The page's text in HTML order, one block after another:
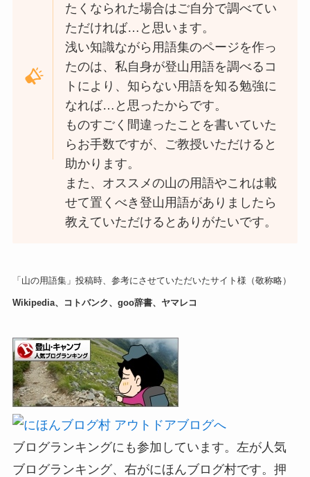
たくなられた場合はご自分で調べてい
ただければ…と思います。
浅い知識ながら用語集のページを作っ
たのは、私自身が登山用語を調べるコ
トにより、知らない用語を知る勉強に
なれば…と思ったからです。
ものすごく間違ったことを書いていた
らお手数ですが、ご教授いただけると
助かります。
また、オススメの山の用語やこれは載
せて置くべき登山用語がありましたら
教えていただけるとありがたいです。
「山の用語集」投稿時、参考にさせていただいたサイト様（敬称略）
Wikipedia、コトバンク、goo辞書、ヤマレコ
ブログランキングにも参加しています。左が人気
ブログランキング、右がにほんブログ村です。押